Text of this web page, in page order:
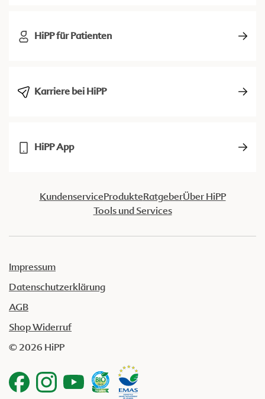
HiPP für Patienten
Karriere bei HiPP
HiPP App
KundenserviceProdukteRatgeberÜber HiPP
Tools und Services
Impressum
Datenschutzerklärung
AGB
Shop Widerruf
© 2026 HiPP